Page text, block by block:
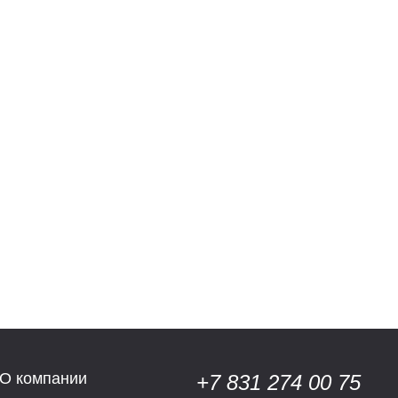
О компании +7 831 274 00 75